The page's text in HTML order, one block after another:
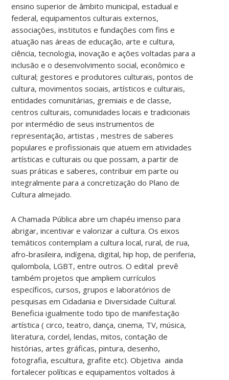
ensino superior de âmbito municipal, estadual e
federal, equipamentos culturais externos,
associações, institutos e fundações com fins e
atuação nas áreas de educação, arte e cultura,
ciência, tecnologia, inovação e ações voltadas para a
inclusão e o desenvolvimento social, econômico e
cultural; gestores e produtores culturais, pontos de
cultura, movimentos sociais, artísticos e culturais,
entidades comunitárias, gremiais e de classe,
centros culturais, comunidades locais e tradicionais
por intermédio de seus instrumentos de
representação, artistas , mestres de saberes
populares e profissionais que atuem em atividades
artísticas e culturais ou que possam, a partir de
suas práticas e saberes, contribuir em parte ou
integralmente para a concretização do Plano de
Cultura almejado.
A Chamada Pública abre um chapéu imenso para
abrigar, incentivar e valorizar a cultura. Os eixos
temáticos contemplam a cultura local, rural, de rua,
afro-brasileira, indígena, digital, hip hop, de periferia,
quilombola, LGBT, entre outros. O edital prevê
também projetos que ampliem currículos
específicos, cursos, grupos e laboratórios de
pesquisas em Cidadania e Diversidade Cultural.
Beneficia igualmente todo tipo de manifestação
artística ( circo, teatro, dança, cinema, TV, música,
literatura, cordel, lendas, mitos, contação de
histórias, artes gráficas, pintura, desenho,
fotografia, escultura, grafite etc). Objetiva ainda
fortalecer políticas e equipamentos voltados à